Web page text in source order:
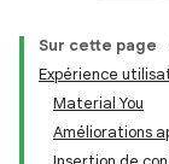
Sur cette page
Expérience
Material You
Améliorations